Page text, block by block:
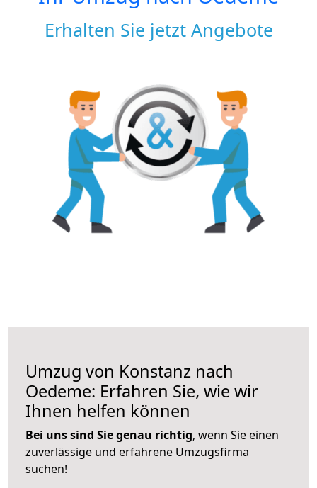
Erhalten Sie jetzt Angebote
Umzug von Konstanz nach
Oedeme: Erfahren Sie, wie wir
Ihnen helfen können
Bei uns sind Sie genau richtig, wenn Sie einen
zuverlässige und erfahrene Umzugsfirma
suchen!